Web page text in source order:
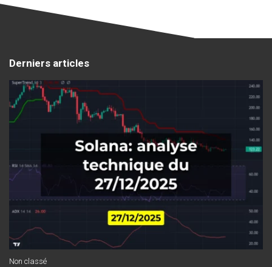
Derniers articles
Non classé